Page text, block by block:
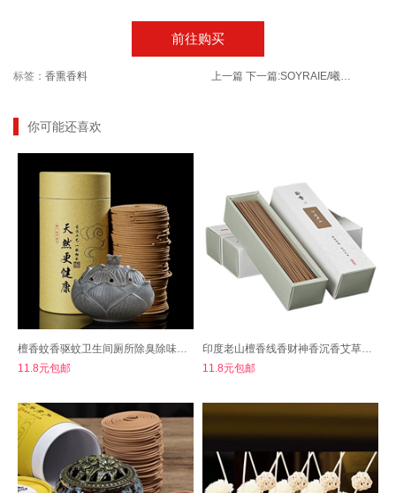
前往购买
标签： 香熏香料 上一篇 下一篇:
你可能还喜欢
11.8元包邮
11.8元包邮